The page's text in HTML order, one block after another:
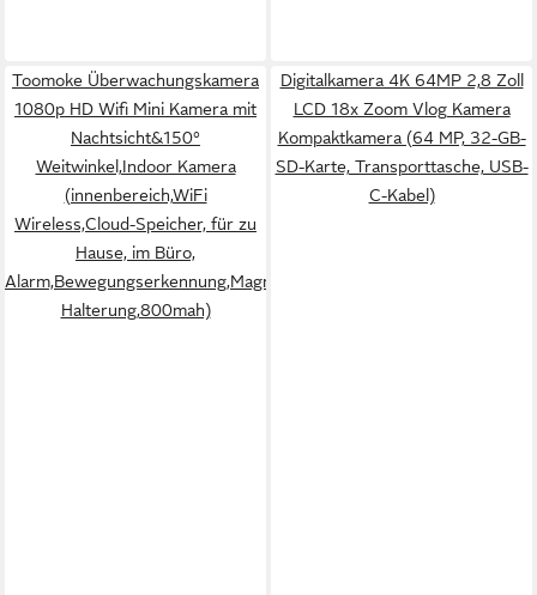
Toomoke Überwachungskamera
1080p HD Wifi Mini Kamera mit
Nachtsicht&150°
Weitwinkel,Indoor Kamera
(innenbereich,WiFi
Wireless,Cloud-Speicher, für zu
Hause, im Büro,
Alarm,Bewegungserkennung,Magnetische
Halterung,800mah)
Digitalkamera 4K 64MP 2,8 Zoll
LCD 18x Zoom Vlog Kamera
Kompaktkamera (64 MP, 32-GB-
SD-Karte, Transporttasche, USB-
C-Kabel)